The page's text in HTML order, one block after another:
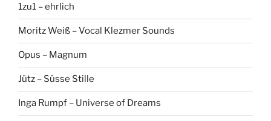
1zu1 – ehrlich
Moritz Weiß – Vocal Klezmer Sounds
Opus – Magnum
Jütz – Süsse Stille
Inga Rumpf – Universe of Dreams